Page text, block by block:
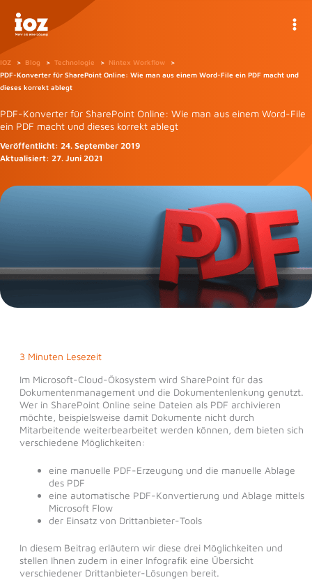
Inhalt
springen
IOZ Blog Technologie
Nintex Workflow
PDF-Konverter für SharePoint Online: Wie man aus einem Word-File ein PDF macht und
dieses korrekt ablegt
PDF-Konverter für SharePoint Online: Wie man aus einem Word-File
ein PDF macht und dieses korrekt ablegt
Veröffentlicht: 24. September 2019
Aktualisiert: 27. Juni 2021
3 Minuten Lesezeit
Im Microsoft-Cloud-Ökosystem wird SharePoint für das
Dokumentenmanagement und die Dokumentenlenkung genutzt.
Wer in SharePoint Online seine Dateien als PDF archivieren
möchte, beispielsweise damit Dokumente nicht durch
Mitarbeitende weiterbearbeitet werden können, dem bieten sich
verschiedene Möglichkeiten:
eine manuelle PDF-Erzeugung und die manuelle Ablage
des PDF
eine automatische PDF-Konvertierung und Ablage mittels
Microsoft Flow
der Einsatz von Drittanbieter-Tools
In diesem Beitrag erläutern wir diese drei Möglichkeiten und
stellen Ihnen zudem in einer Infografik eine Übersicht
verschiedener Drittanbieter-Lösungen bereit.